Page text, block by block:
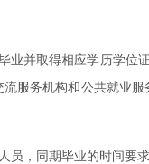
并取得相应学历学
服务机构和公共就业
，同期毕业的时间要